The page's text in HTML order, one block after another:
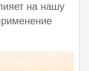
на нашу